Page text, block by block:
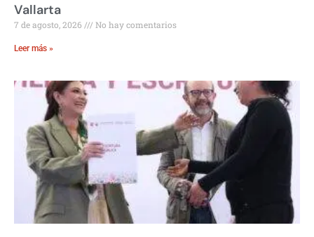
Vallarta
7 de agosto, 2026 No hay comentarios
Leer más »